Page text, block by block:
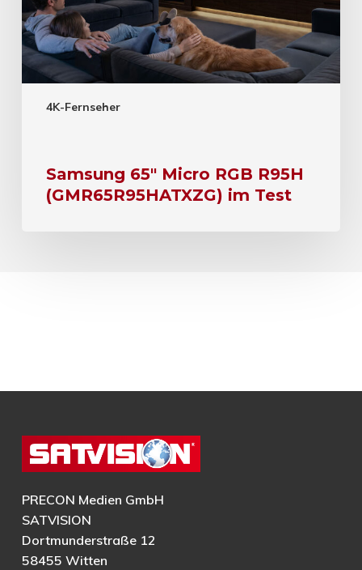
4K-Fernseher
Samsung 65″ Micro RGB R95H
(GMR65R95HATXZG) im Test
PRECON Medien GmbH
SATVISION
Dortmunderstraße 12
58455 Witten